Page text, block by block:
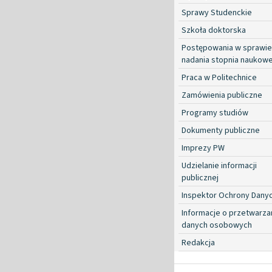
Sprawy Studenckie
Szkoła doktorska
Postępowania w sprawie
nadania stopnia
Praca w Politechnice
Zamówienia publiczne
Programy studiów
Dokumenty publiczne
Imprezy PW
Udzielanie informacji
publicznej
Inspektor Ochrony
Informacje o
danych osobowych
Redakcja